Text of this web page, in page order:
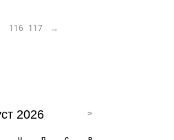
116 117 →
2026